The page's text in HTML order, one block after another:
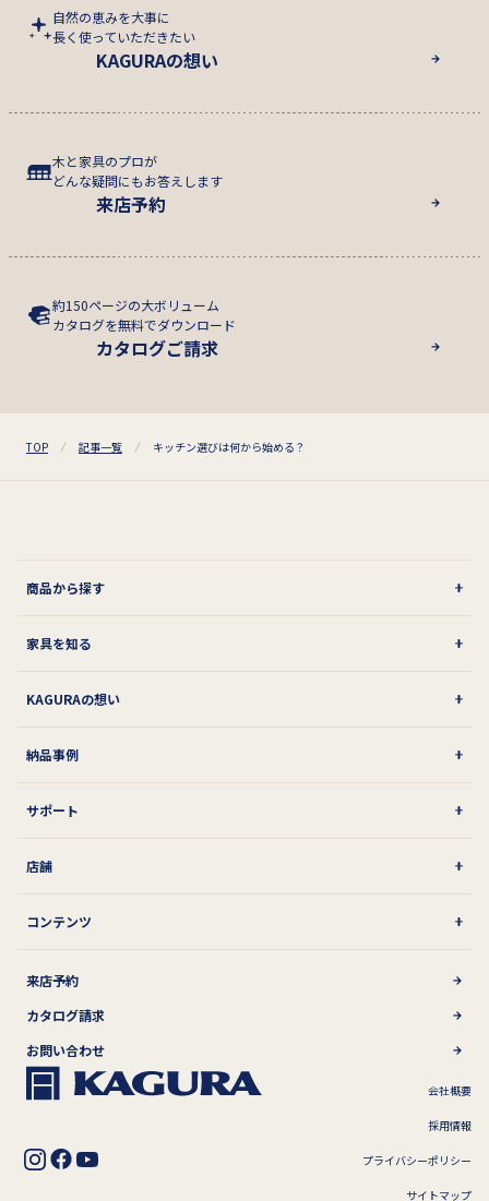
自然の恵みを大事に
長く使っていただきたい
KAGURAの想い
木と家具のプロが
どんな疑問にもお答えします
来店予約
約150ページの大ボリューム
カタログを無料でダウンロード
カタログご請求
TOP 記事一覧 キッチン選びは何から始める？
商品から探す
家具を知る
KAGURAの想い
納品事例
サポート
店舗
コンテンツ
来店予約
カタログ請求
お問い合わせ
会社概要
採用情報
プライバシーポリシー
サイトマップ